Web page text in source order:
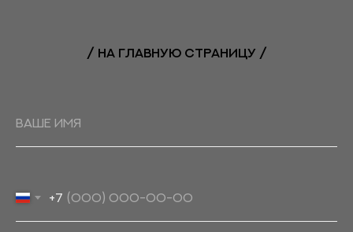
/ НА ГЛАВНУЮ СТРАНИЦУ /
+7